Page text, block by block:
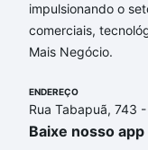
Imóveis à venda
Paulo, SP que
opções de
alguma dúvida
de compra, veja
comprar um
impulsionando o
comerciais,
Mais Negócio.
ENDEREÇO
Rua Tabapuã, 743
Baixe nosso app